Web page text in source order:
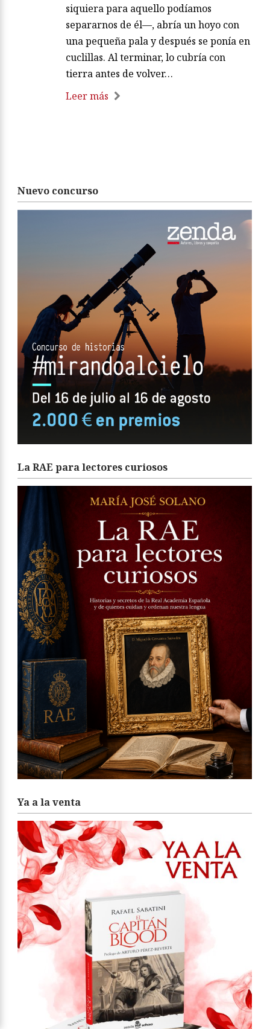
siquiera para aquello podíamos
separarnos de él—, abría un hoyo con
una pequeña pala y después se ponía en
cuclillas. Al terminar, lo cubría con
tierra antes de volver…
Leer más
Nuevo concurso
La RAE para lectores curiosos
Ya a la venta